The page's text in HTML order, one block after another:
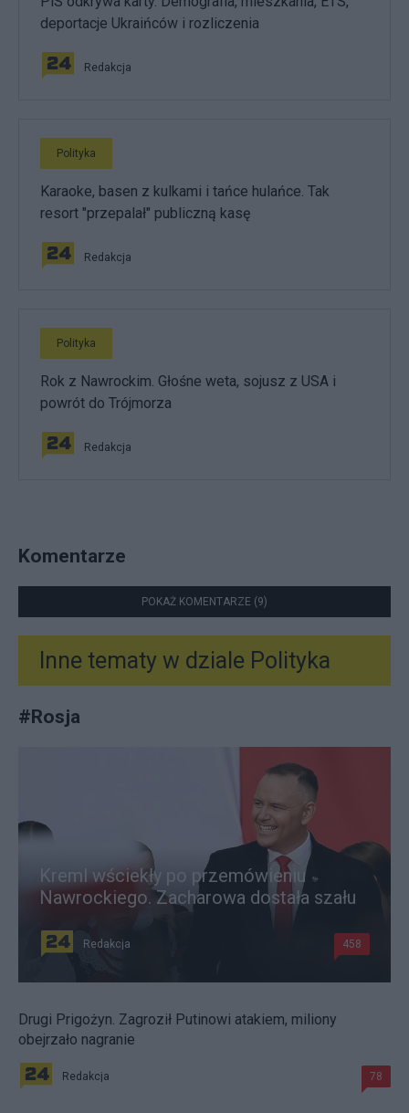
deportacje Ukraińców i rozliczenia
Redakcja
Polityka
Karaoke, basen z kulkami i tańce hulańce. Tak
resort "przepalał" publiczną kasę
Redakcja
Polityka
Rok z Nawrockim. Głośne weta, sojusz z USA i
powrót do Trójmorza
Redakcja
Komentarze
POKAŻ KOMENTARZE (9)
Inne tematy w dziale Polityka
#Rosja
Kreml wściekły po przemówieniu
Nawrockiego. Zacharowa dostała szału
Redakcja 458
Drugi Prigożyn. Zagroził Putinowi atakiem, miliony
obejrzało nagranie
Redakcja 78